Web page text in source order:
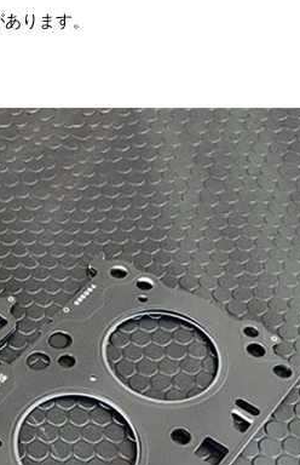
ります。